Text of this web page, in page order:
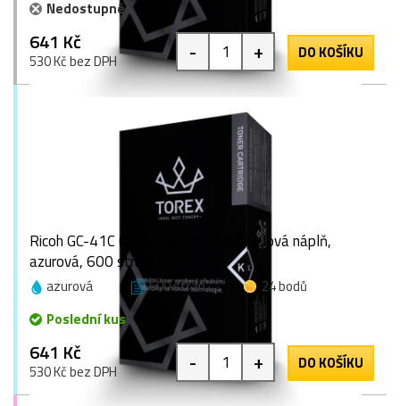
Nedostupné
641 Kč
530 Kč bez DPH - + DO KOŠÍKU
Ricoh GC-41C (405766), TOREX® gelová náplň,
azurová, 600 stran
azurová 600 stran
24 bodů
Poslední kus
641 Kč
530 Kč bez DPH - + DO KOŠÍKU